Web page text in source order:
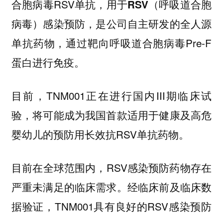
合胞病毒RSV单抗， 用于RSV（呼吸道合胞
病毒）感染预防， 是公司自主研发的全人源
单抗药物，通过靶向呼吸道合胞病毒Pre-F
蛋白进行免疫。
目前，TNM001正在进行国内III期临床试
验，将可能成为我国首款适用于健康及高危
婴幼儿的预防用长效抗RSV单抗药物。
目前在全球范围内，RSV感染预防药物存在
严重未满足的临床需求。经临床前及临床数
据验证，TNM001具有良好的RSV感染预防